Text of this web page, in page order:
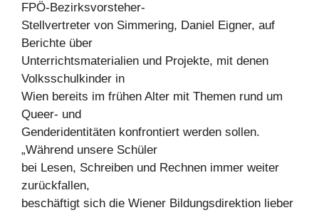
FPÖ-Bezirksvorsteher-
Stellvertreter von Simmering, Daniel Eigner, auf
Berichte über
Unterrichtsmaterialien und Projekte, mit denen
Volksschulkinder in
Wien bereits im frühen Alter mit Themen rund um
Queer- und
Genderidentitäten konfrontiert werden sollen.
„Während unsere Schüler
bei Lesen, Schreiben und Rechnen immer weiter
zurückfallen,
beschäftigt sich die Wiener Bildungsdirektion lieber